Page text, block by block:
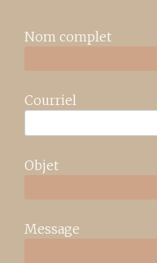
Nom complet
Courriel
Objet
Message